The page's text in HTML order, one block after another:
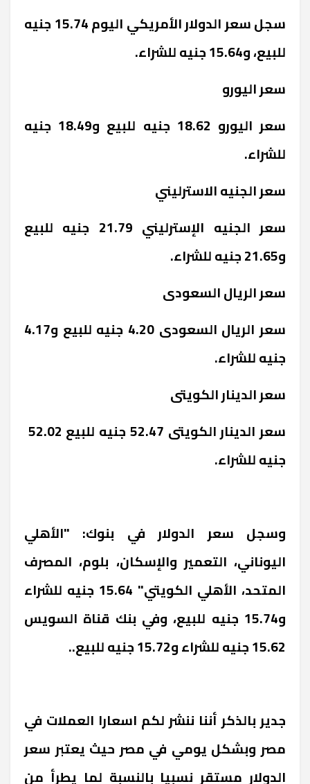
سجل سعر الدولار الأمريكي اليوم 15.74 جنيه
للبيع، و15.64 جنيه للشراء.
سعر اليورو
سعر اليورو 18.62 جنيه للبيع و18.49 جنيه
للشراء.
سعر الجنيه الاسترليني
سعر الجنيه الإسترليني 21.79 جنيه للبيع
و21.65 جنيه للشراء.
سعر الريال السعودى
سعر الريال السعودى 4.20 جنيه للبيع و4.17
جنيه للشراء.
سعر الدينار الكويتى
جنيه للشراء.
وسجل سعر الدولار في بنوك: "الأهلي
اليوناني، التعمير والإسكان، بلوم، المصرف
المتحد، الأهلي الكويتي" 15.64 جنيه للشراء
و15.74 جنيه للبيع، وفي بنك قناة السويس
15.62 جنيه للشراء و15.72 جنيه للبيع..
جدير بالذكر أننا ننشر لكم اسعارا العملات في
مصر وبشكل يومي في مصر حيث يعتبر سعر
الدولار مستقر نسبيا بالنسبة لما يطرأ من